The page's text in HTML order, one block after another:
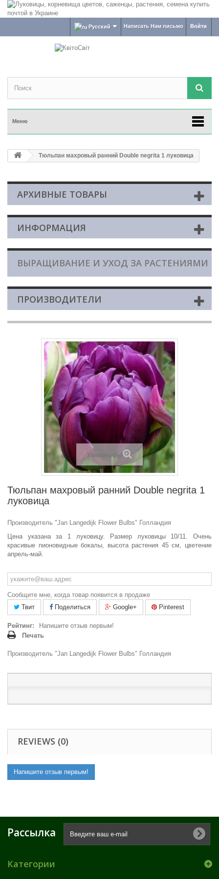
Войти
Написать Нам письмо
Русский
Меню
Тюльпан махровый ранний Double negrita 1 луковица
АРХИВНЫЕ ТОВАРЫ
ИНФОРМАЦИЯ
ВЫРАЩИВАНИЕ И УХОД ЗА РАСТЕНИЯМИ
ПРОИЗВОДИТЕЛИ
Увеличить
Тюльпан махровый ранний Double negrita 1
луковица
Производитель "Jan Langedijk Flower Bulbs" Голландия
Цена указана за 1 луковицу.
Размер луковицы 10/11. Очень
красивые пионовидные бокалы, высота растения 45 см, цветение
апрель-май.
Сообщите мне, когда товар появится в продаже
Твит
Поделиться Google+ Pinterest
Рейтинг:
Напишите отзыв первым!
Печать
Производитель "Jan Langedijk Flower Bulbs" Голландия
REVIEWS (0)
Напишите отзыв первым!
Рассылка
Категории